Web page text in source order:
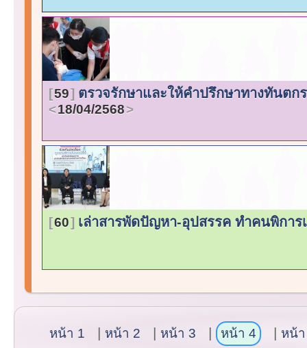
59 ตรวจรักษาและให้คำปรึกษาทางทันต
18/04/2568
60 เล่าสารพัดปัญหา-อุปสรรค ทำคนพิกา
หน้า 1 หน้า 2 หน้า 3 หน้า 4 หน้